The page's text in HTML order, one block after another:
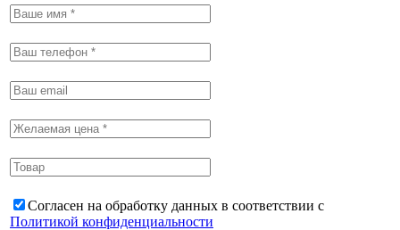
Согласен на обработку данных в соответствии с
Политикой конфиденциальности